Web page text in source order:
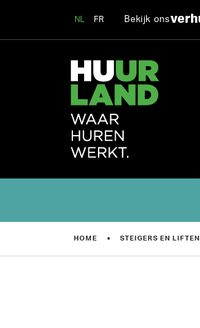
NL FR Bekijk ons
HOME STEIGERS EN LIFTEN